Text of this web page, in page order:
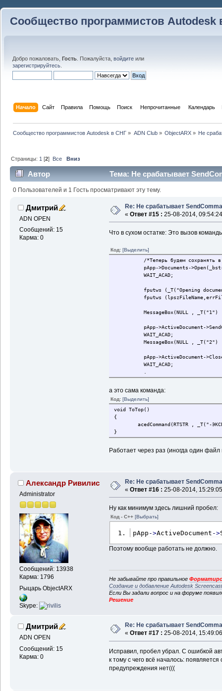
Сообщество программистов Autodesk
Добро пожаловать, Гость . Пожалуйста, войдите или
зарегистрируйтесь
Начало Сайт Правила Помощь Поиск Непрочитанные Календарь
Сообщество программистов Autodesk в СНГ » ADN Club» ObjectARX» Не
Страницы: 1 [2] Все Вниз
Автор Тема: Не срабатывает
0 Пользователей и 1 Гость просматривают эту тему.
Дмитрий
ADN OPEN
Сообщений: 15
Карма: 0
Re: Не срабатывает
« Ответ #15 : 25-08-2014,
Что в сухом остатке: Это вызов
Код: [Выделить]
/*Теперь будем сохранять в
pApp->Documents-
WAIT_ACAD;
fputws (_T("Opening
fputws
MessageBox(NULL , _T("1")
pApp->ActiveDocument-
WAIT_ACAD;
MessageBox(NULL , _T("2")
pApp->ActiveDocument-
WAIT_ACAD;
.
а это сама команда:
Код: [Выделить]
void ToTop()
{
acedCommand(RTSTR , _T("-
}
Работает через раз (иногда один файл
Александр Ривилис
Administrator
Сообщений: 13938
Карма: 1796
Рыцарь ObjectARX
Skype:
Re: Не срабатывает
« Ответ #16 : 25-08-2014,
Ну как минимум здесь лишний пробел:
Код - C++ [Выбрать]
pApp ->ActiveDocument ->
Поэтому вообще работать не должно.
Не забывайте про правильное
Создание и добавление Autodesk
Если Вы задали вопрос и на форуме
Решение
Дмитрий
ADN OPEN
Сообщений: 15
Карма: 0
Re: Не срабатывает
« Ответ #17 : 25-08-2014,
Исправил, пробел убрал. С ошибкой
к тому с чего всё началось:
предупреждения нет(((